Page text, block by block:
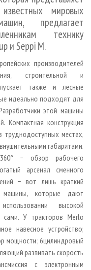
мировых
предлагает
технику
и Seppi M.
производителей
строительной и
также и лесные
идеально подходят для
этой машины
Компактная конструкция
труднодоступных местах,
габаритами.
− обзор рабочего
арсенал сменного
− вот лишь краткий
машины, которые дают
высокой
сами. У тракторов Merlo
навесное устройство;
мощности; 6­цилиндровый
развивать скорость
с электронным